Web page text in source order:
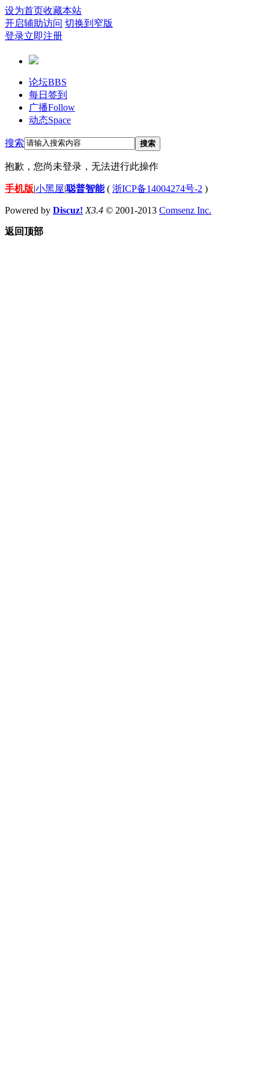
设为首页收藏本站
开启辅助访问 切换到窄版
登录立即注册
论坛BBS
每日签到
广播Follow
动态Space
搜索 搜索
抱歉，您尚未登录，无法进行此操作
手机版|小黑屋|聪普智能( 浙ICP备14004274号-2 )
Powered by Discuz! X3.4 © 2001-2013 Comsenz Inc.
返回顶部